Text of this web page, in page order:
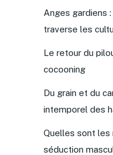
Anges gardiens
traverse les
Le retour du
cocooning
Du grain et du
intemporel des
Quelles sont les
séduction